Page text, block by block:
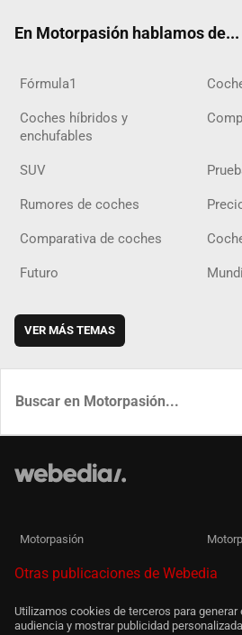
En Motorpasión hablamos de...
Fórmula1
Coches híbridos y
enchufables
SUV
Rumores de coches
Comparativa de coches
Futuro
VER MÁS TEMAS
Motorpasión
Otras publicaciones de Webedia
Utilizamos cookies de terceros para
audiencia y mostrar publicidad